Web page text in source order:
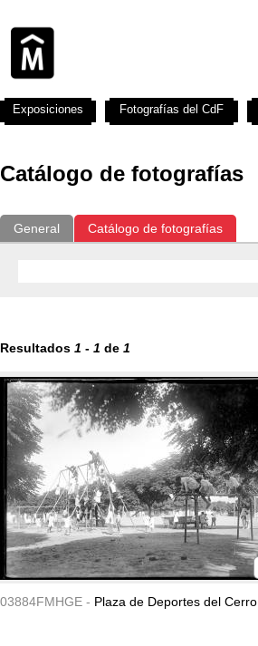
Catálogo de fotografías
General Catálogo de fotografías
Resultados 1 - 1 de 1
03884FMHGE - Plaza de Deportes del Cerro.
Exposiciones Fotografías del CdF